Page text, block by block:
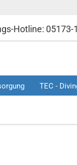
Hotline: 05173-
TEC -